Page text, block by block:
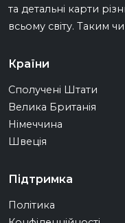
та детальні карти
всьому світу. Таким
Країни
Сполучені Штати
Велика Британія
Німеччина
Швеція
Підтримка
Політика